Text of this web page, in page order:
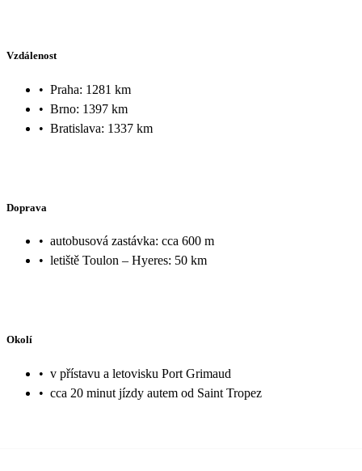
Vzdálenost
• Praha: 1281 km
• Brno: 1397 km
• Bratislava: 1337 km
Doprava
• autobusová zastávka: cca 600 m
• letiště Toulon – Hyeres: 50 km
Okolí
• v přístavu a letovisku Port Grimaud
• cca 20 minut jízdy autem od Saint Tropez